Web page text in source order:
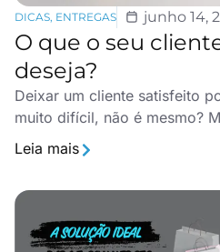
DICAS, ENTREGAS junho 14,
O que o seu
deseja?
Deixar um cliente satisfeito
muito difícil, não é mesmo?
Leia mais